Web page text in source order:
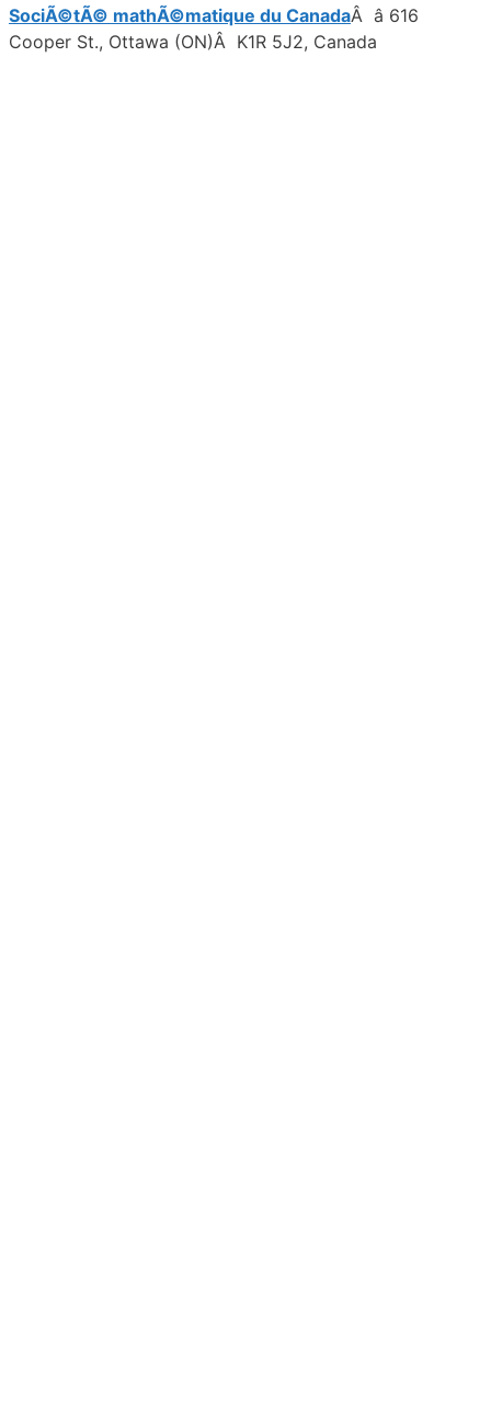
SociÃ©tÃ© mathÃ©matique du CanadaÂ â 616
Cooper St., Ottawa (ON)Â K1R 5J2, Canada